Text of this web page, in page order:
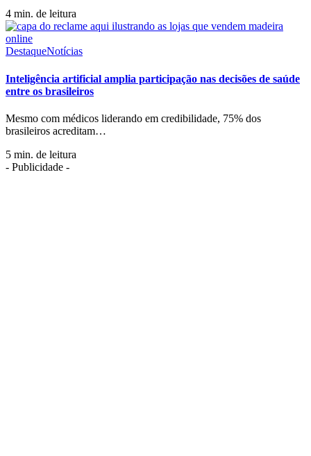
4 min. de leitura
DestaqueNotícias
Inteligência artificial amplia participação nas decisões de saúde
entre os brasileiros
Mesmo com médicos liderando em credibilidade, 75% dos
brasileiros acreditam…
5 min. de leitura
- Publicidade -